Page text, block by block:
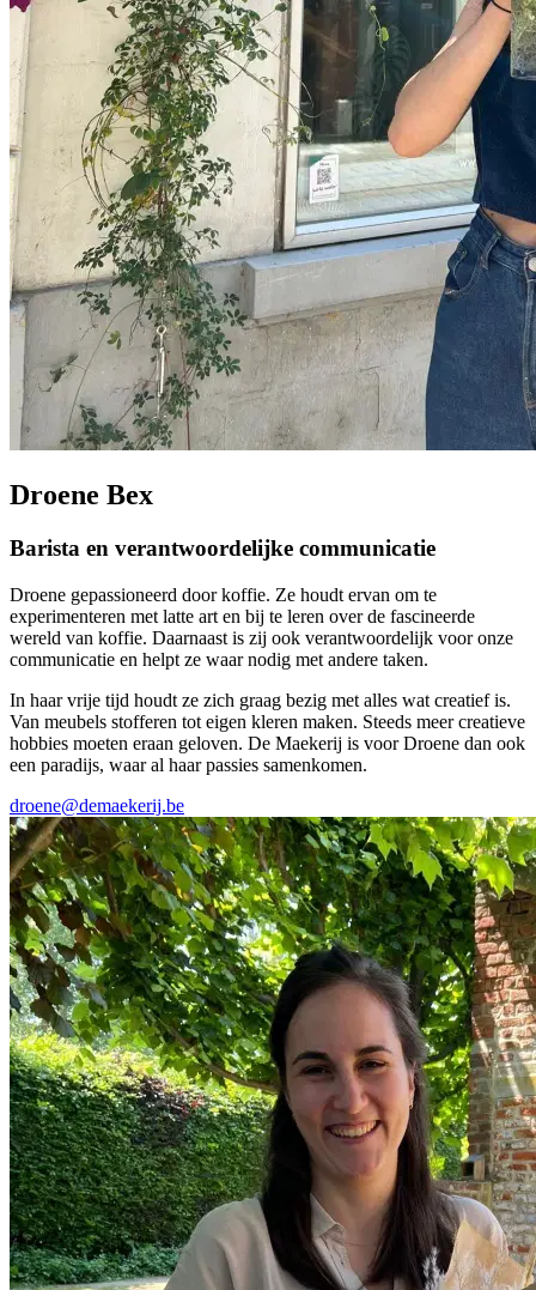
Droene Bex
Barista en verantwoordelijke communicatie
Droene gepassioneerd door koffie. Ze houdt ervan om te
experimenteren met latte art en bij te leren over de fascineerde
wereld van koffie. Daarnaast is zij ook verantwoordelijk voor onze
communicatie en helpt ze waar nodig met andere taken.
In haar vrije tijd houdt ze zich graag bezig met alles wat creatief is.
Van meubels stofferen tot eigen kleren maken. Steeds meer creatieve
hobbies moeten eraan geloven. De Maekerij is voor Droene dan ook
een paradijs, waar al haar passies samenkomen.
droene@demaekerij.be